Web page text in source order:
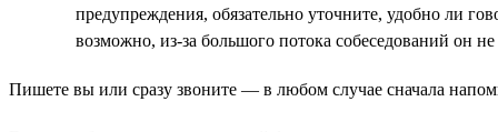
предупреждения, обязательно уточните, удобно ли
возможно, из-за большого потока собеседований он
Пишете вы или сразу звоните — в любом случае сначала